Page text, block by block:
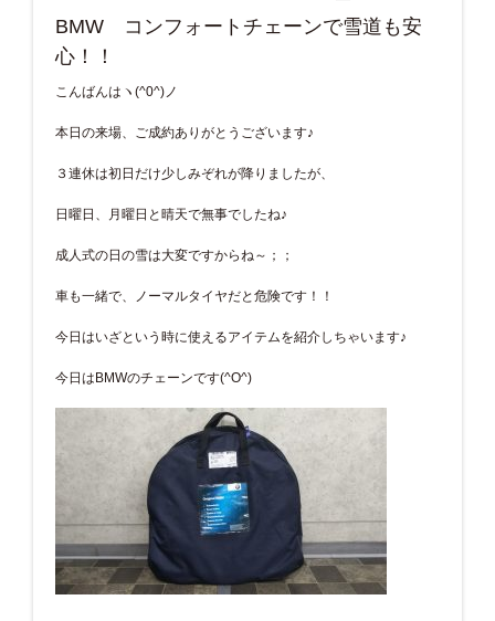
BMW コンフォートチェーンで雪道も安
心！！
こんばんはヽ(^0^)ノ
本日の来場、ご成約ありがとうございます♪
３連休は初日だけ少しみぞれが降りましたが、
日曜日、月曜日と晴天で無事でしたね♪
成人式の日の雪は大変ですからね～；；
車も一緒で、ノーマルタイヤだと危険です！！
今日はいざという時に使えるアイテムを紹介しちゃいます♪
今日はBMWのチェーンです(^O^)